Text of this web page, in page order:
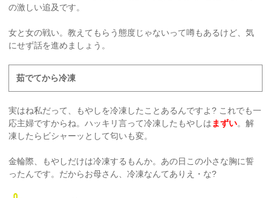
の激しい追及です。
女と女の戦い。教えてもらう態度じゃないって噂もあるけど、気
にせず話を進めましょう。
茹でてから冷凍
実はね私だって、もやしを冷凍したことあるんですよ? これでも一
応主婦ですからね。ハッキリ言って冷凍したもやしは まずい。解
凍したらビシャーッとして匂いも変。
金輪際、もやしだけは冷凍するもんか。あの日この小さな胸に誓
ったんです。だからお母さん、冷凍なんてありえ・な?